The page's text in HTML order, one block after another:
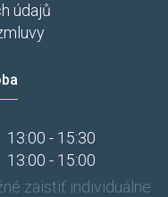
údajů
13:00 - 15:30
13:00 - 15:00
zaistiť individuálne